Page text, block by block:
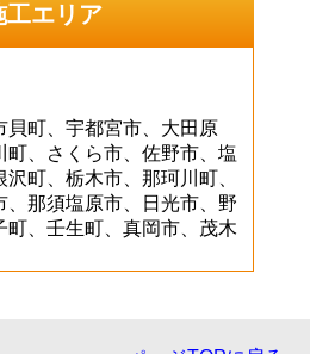
工エリア
貝町、宇都宮市、大田原
町、さくら市、佐野市、塩
町、栃木市、那珂川町、
、那須塩原市、日光市、野
町、壬生町、真岡市、茂木